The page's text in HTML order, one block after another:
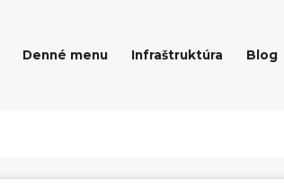
Denné menu Infraštruktúra Blog